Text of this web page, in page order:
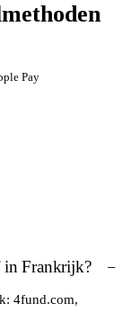
Pay
in Frankrijk?
4fund.com,